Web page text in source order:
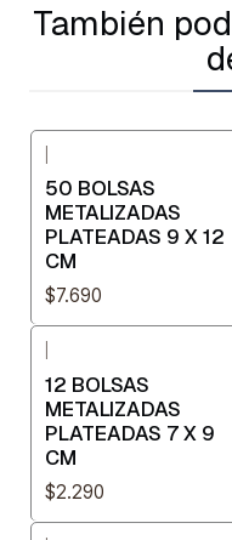
También
50 BOLSAS
METALIZADAS
PLATEADAS 9 X 12
CM
$7.690
12 BOLSAS
METALIZADAS
PLATEADAS 7 X 9
CM
$2.290